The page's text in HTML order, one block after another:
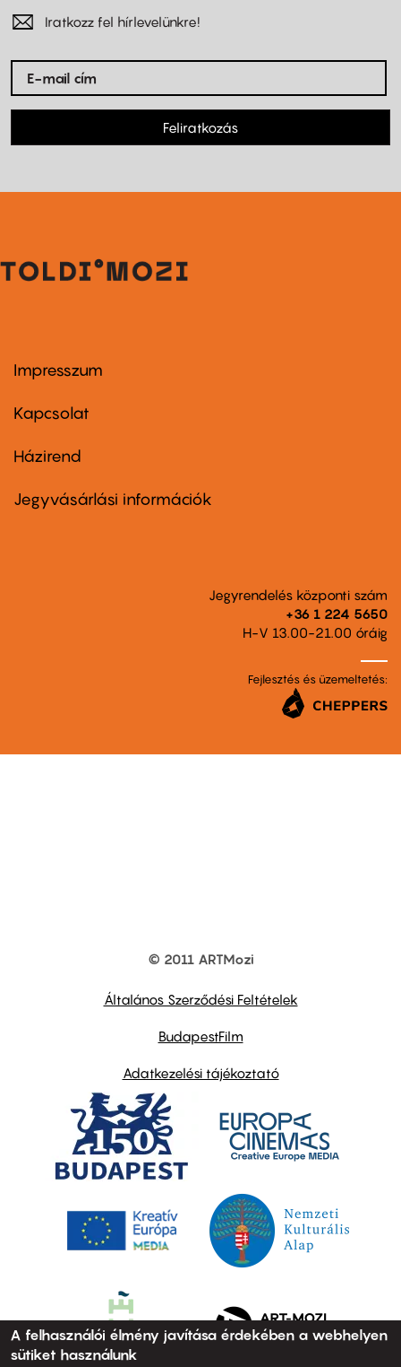
Iratkozz fel hírlevelünkre!
Feliratkozás
Footer
first
Impresszum
Kapcsolat
Footer
second
Házirend
Jegyvásárlási információk
Jegyrendelés központi szám
+36 1 224 5650
H-V 13.00-21.00 óráig
Fejlesztés és üzemeltetés:
© 2011 ARTMozi
Általános Szerződési Feltételek
BudapestFilm
Adatkezelési tájékoztató
A felhasználói élmény javítása érdekében a webhelyen
sütiket használunk